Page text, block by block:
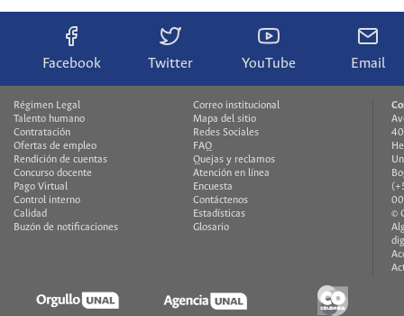
Facebook Twitter YouTube Email
Régimen Legal
Talento humano
Contratación
Ofertas de empleo
Rendición de cuentas
Concurso docente
Pago Virtual
Control interno
Calidad
Buzón de notificaciones
Correo institucional
Mapa del sitio
Redes Sociales
FAQ
Quejas y reclamos
Atención en línea
Encuesta
Contáctenos
Estadísticas
Glosario
©